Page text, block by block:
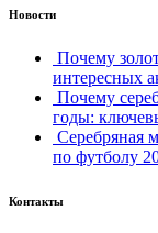
Новости
Почему
интересных
Почему
годы:
Серебряная
по футболу
Контакты